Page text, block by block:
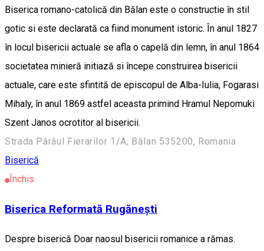
Biserica romano-catolică din Bălan este o constructie în stil
gotic si este declarată ca fiind monument istoric. În anul 1827
în locul bisericii actuale se afla o capelă din lemn, în anul 1864
societatea minieră initiază si începe construirea bisericii
actuale, care este sfintită de episcopul de Alba-Iulia, Fogarasi
Mihaly, în anul 1869 astfel aceasta primind Hramul Nepomuki
Szent Janos ocrotitor al bisericii.
Strada Pârâul Fierarilor 1/A, Bălan 535200, Romania
Biserică
Închis
Biserica Reformată Rugănești
Despre biserică Doar naosul bisericii romanice a rămas.